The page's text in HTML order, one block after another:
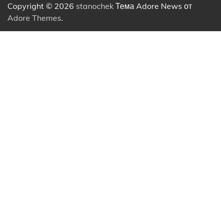
Copyright © 2026 stanochek Тема Adore News от
Adore Themes.